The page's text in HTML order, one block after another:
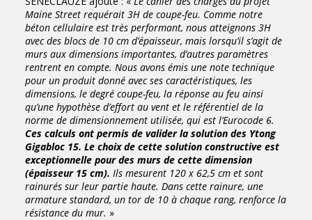
Maine Street requérait 3H de coupe-feu. Comme notre
béton cellulaire est très performant, nous atteignons 3H
avec des blocs de 10 cm d’épaisseur, mais lorsqu’il s’agit de
murs aux dimensions importantes, d’autres paramètres
rentrent en compte. Nous avons émis une note technique
pour un produit donné avec ses caractéristiques, les
dimensions, le degré coupe-feu, la réponse au feu ainsi
qu’une hypothèse d’effort au vent et le référentiel de la
norme de dimensionnement utilisée, qui est l’Eurocode 6.
Ces calculs ont permis de valider la solution des Ytong
Gigabloc 15. Le choix de cette solution constructive est
exceptionnelle pour des murs de cette dimension
(épaisseur 15 cm). Ils mesurent 120 x 62,5 cm et sont
rainurés sur leur partie haute. Dans cette rainure, une
armature standard, un tor de 10 à chaque rang, renforce la
résistance du mur. »